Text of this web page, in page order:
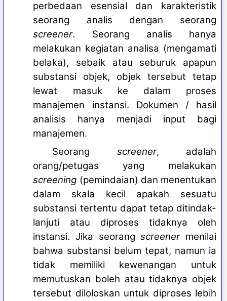
perbedaan esensial dan karakteristik
seorang analis dengan seorang
screener. Seorang analis hanya
melakukan kegiatan analisa (mengamati
belaka), sebaik atau seburuk apapun
substansi objek, objek tersebut tetap
lewat masuk ke dalam proses
manajemen instansi. Dokumen / hasil
analisis hanya menjadi input bagi
manajemen.
Seorang screener, adalah
orang/petugas yang melakukan
screening (pemindaian) dan menentukan
dalam skala kecil apakah sesuatu
substansi tertentu dapat tetap ditindak-
lanjuti atau diproses tidaknya oleh
instansi. Jika seorangscreenermenilai
bahwa substansi belum tepat, namun ia
tidak memiliki kewenangan untuk
memutuskan boleh atau tidaknya objek
tersebut diloloskan untuk diproses lebih